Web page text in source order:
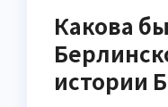
Какова
истории